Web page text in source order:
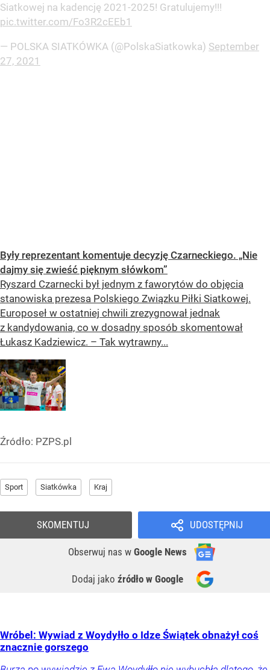
Siatkowej na kadencję 2021-2025! Gratulujemy!!!
pic.twitter.com/Fo3R2cEEb1
— POLSKA SIATKÓWKA (@PolskaSiatkowka) September
27, 2021
Były reprezentant komentuje decyzję Czarneckiego. „Nie
dajmy się zwieść pięknym słówkom”
Ryszard Czarnecki był jednym z faworytów do objęcia
stanowiska prezesa Polskiego Związku Piłki Siatkowej.
Europoseł w ostatniej chwili zrezygnował jednak
z kandydowania, co w dosadny sposób skomentował
Łukasz Kadziewicz. – Tak wytrawny...
Źródło: PZPS.pl
Sport Siatkówka Kraj
UDOSTĘPNIJ
Obserwuj nas w Google News
Dodaj jako źródło w Google
SKOMENTUJ
Wróbel: Wywiad z Woydyłło o Idze Świątek obnażył coś
znacznie gorszego